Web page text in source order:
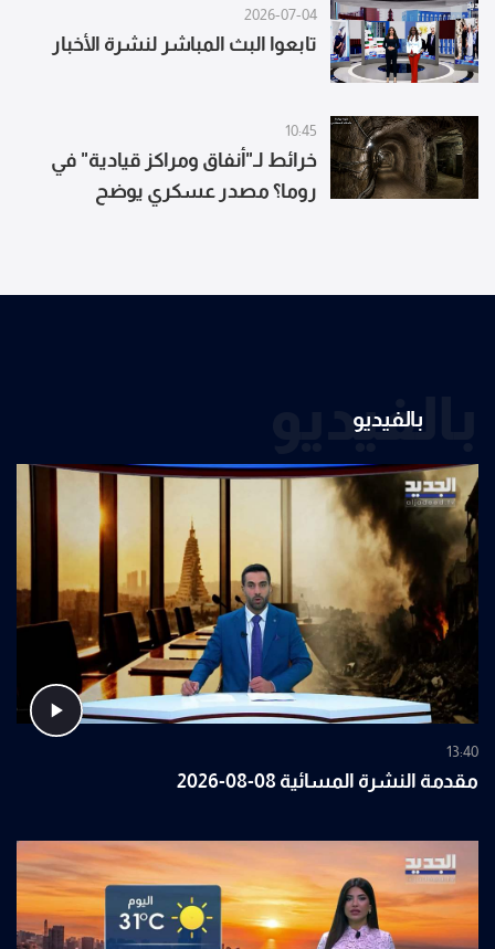
"اليونيفيل" نهائياً
2026-07-04
تابعوا البث المباشر لنشرة الأخبار
10:45
خرائط لـ"أنفاق ومراكز قيادية" في
روما؟ مصدر عسكري يوضح
بالفيديو
بالفيديو
13:40
مقدمة النشرة المسائية 08-08-2026